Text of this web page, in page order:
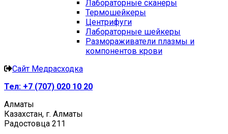
Лабораторные сканеры
Термошейкеры
Центрифуги
Лабораторные шейкеры
Размораживатели плазмы и
компонентов крови
Сайт Медрасходка
Тел: +7 (707) 020 10 20
Алматы
Казахстан, г. Алматы
Радостовца 211